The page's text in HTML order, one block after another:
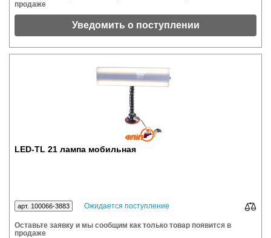
продаже
Уведомить о поступлении
LED-TL 21 лампа мобильная
арт. 100066-3883 Ожидается поступление
Оставьте заявку и мы сообщим как только товар появится в
продаже